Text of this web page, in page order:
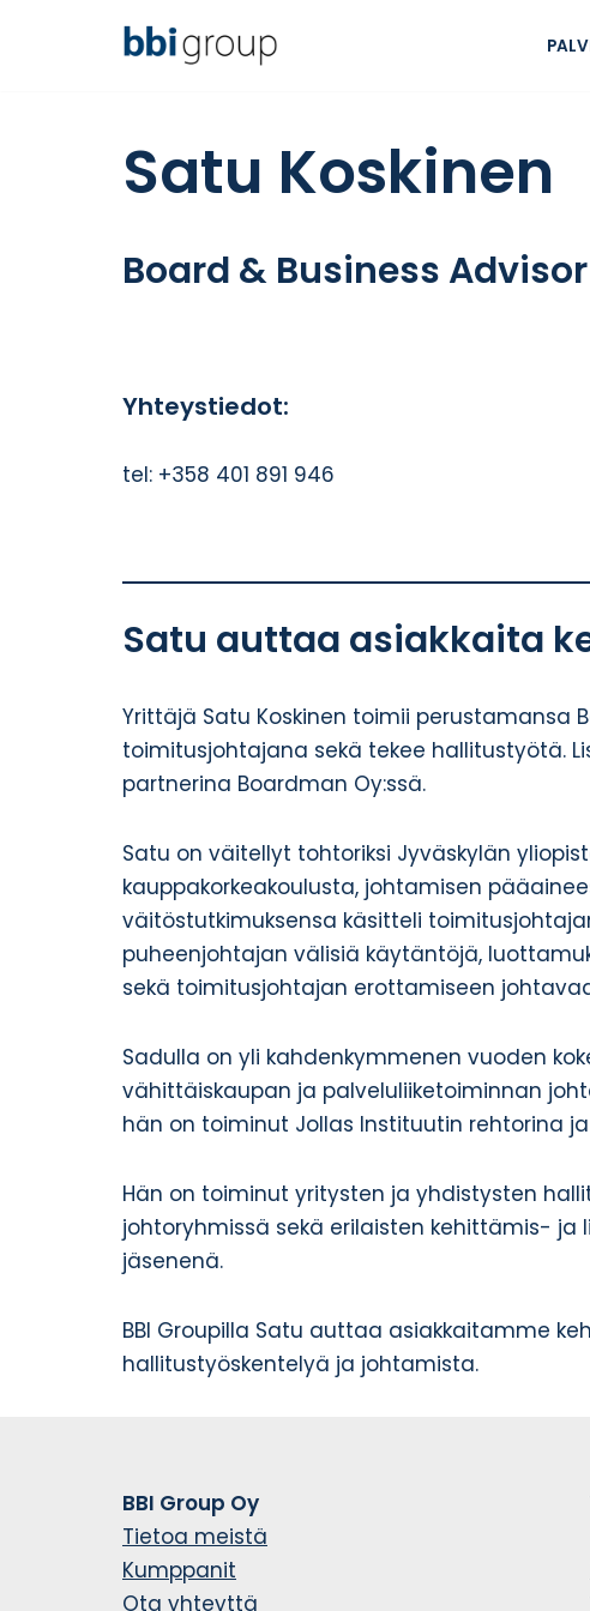
Satu Koskinen
Board & Business Advisor
Yhteystiedot:
tel: +358 401 891 946
Satu auttaa asiakkaita
Yrittäjä Satu Koskinen toimii perustamansa
toimitusjohtajana sekä tekee hallitustyötä.
partnerina Boardman Oy:ssä.
Satu on väitellyt tohtoriksi Jyväskylän
kauppakorkeakoulusta, johtamisen
väitöstutkimuksensa käsitteli
puheenjohtajan välisiä käytäntöjä,
sekä toimitusjohtajan erottamiseen
Sadulla on yli kahdenkymmenen vuoden
vähittäiskaupan ja palveluliiketoiminnan
hän on toiminut Jollas Instituutin rehtorina
Hän on toiminut yritysten ja yhdistysten
johtoryhmissä sekä erilaisten kehittämis- ja
jäsenenä.
BBI Groupilla Satu auttaa asiakkaitamme
hallitustyöskentelyä ja johtamista.
BBI Group Oy
Tietoa meistä
Kumppanit
Ota yhteyttä